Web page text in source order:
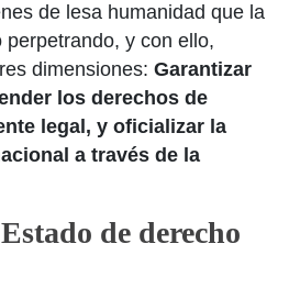
de lesa humanidad que la
y con ello,
dimensiones: Garantizar
los derechos de
legal, y oficializar la
a través de la
de derecho